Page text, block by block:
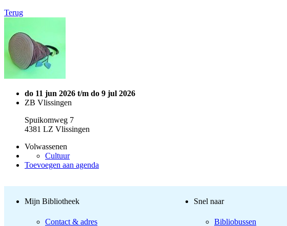
Terug
do 11 jun 2026 t/m do 9 jul 2026
ZB Vlissingen
Spuikomweg 7
4381 LZ Vlissingen
Volwassenen
Cultuur
Toevoegen aan agenda
Mijn Bibliotheek
Contact & adres
Snel naar
Bibliobussen